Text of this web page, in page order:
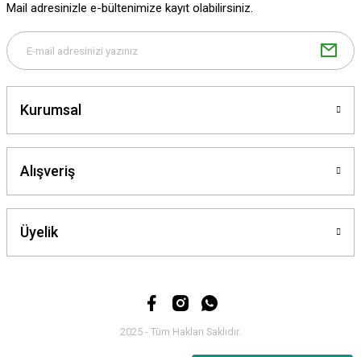
Bu ürüne benzer farklı alternatifler olmalı.
Mail adresinizle e-bültenimize kayıt olabilirsiniz.
Kurumsal
Alışveriş
Üyelik
2025 - Tüm Hakları Saklıdır.